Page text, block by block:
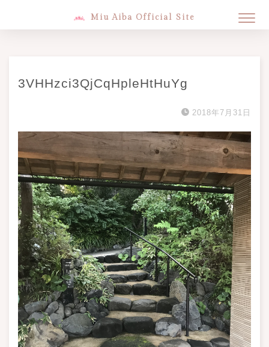
Miu Aiba Official Site
3VHHzci3QjCqHpleHtHuYg
2018年7月31日